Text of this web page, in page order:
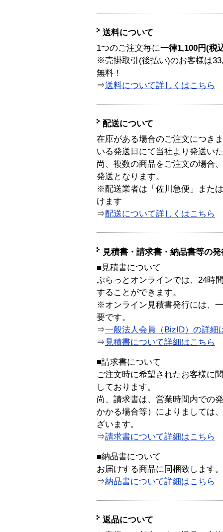
送料について
1つのご注文毎に一律1,100円(税
※売掛取引(後払い)のお客様は
無料！
⇒送料について詳しくはこちら
配送について
在庫がある場合のご注文につき
いる発送日にて当社より発送い
尚、複数の商品をご注文の場合
発送となります。
※配送業者は「佐川急便」また
けます
⇒配送について詳しくはこちら
見積書・請求書・納品書等の
■見積書について
ぷらっとオンラインでは、24時
することができます。
※オンライン見積書発行には、
要です。
⇒一般法人会員（BizID）の詳細
⇒ 見積書について詳細はこちら
■請求書について
ご注文時に希望されたお客様に
しております。
尚、請求書は、営業時間内での
かかる場合等）によりましては
ざいます。
⇒請求書について詳細はこちら
■納品書について
お届けする商品に同梱致します。
⇒納品書について詳細はこちら
返品について